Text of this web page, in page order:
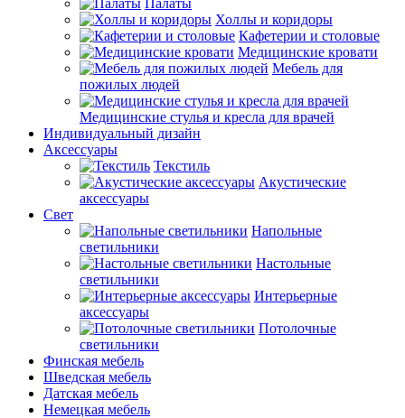
Холлы и коридоры
Кафетерии и столовые
Медицинские кровати
Мебель для
пожилых людей
Медицинские стулья и кресла для врачей
Индивидуальный дизайн
Аксессуары
Текстиль
Акустические
аксессуары
Свет
Напольные
светильники
Настольные
светильники
Интерьерные
аксессуары
Потолочные
светильники
Финская мебель
Шведская мебель
Датская мебель
Немецкая мебель